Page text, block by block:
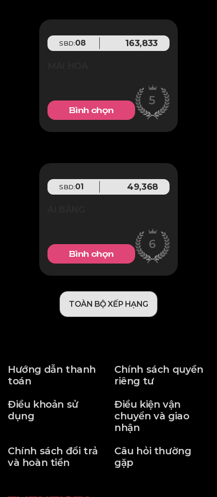
SBD:08 163,833
Bình chọn
5
SBD:01 49,368
Bình chọn
6
TOÀN BỘ XẾP HẠNG
Hướng dẫn thanh
toán
Chính sách quyền
riêng tư
Điều khoản sử
dụng
Điều kiện vận
chuyển và giao
nhận
Chính sách đổi trả
và hoàn tiền
Câu hỏi thường
gặp